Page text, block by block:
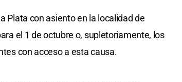
Plata con asiento en la localidad de
el 1 de octubre o, supletoriamente, los
con acceso a esta causa.